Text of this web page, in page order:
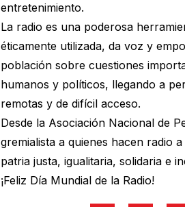
entretenimiento.
La radio es una poderosa
éticamente utilizada, da voz y
población sobre cuestiones
humanos y políticos, llegando a
remotas y de difícil acceso.
Desde la Asociación Nacional de
gremialista a quienes hacen radio
patria justa, igualitaria, solidaria e
¡Feliz Día Mundial de la Radio!